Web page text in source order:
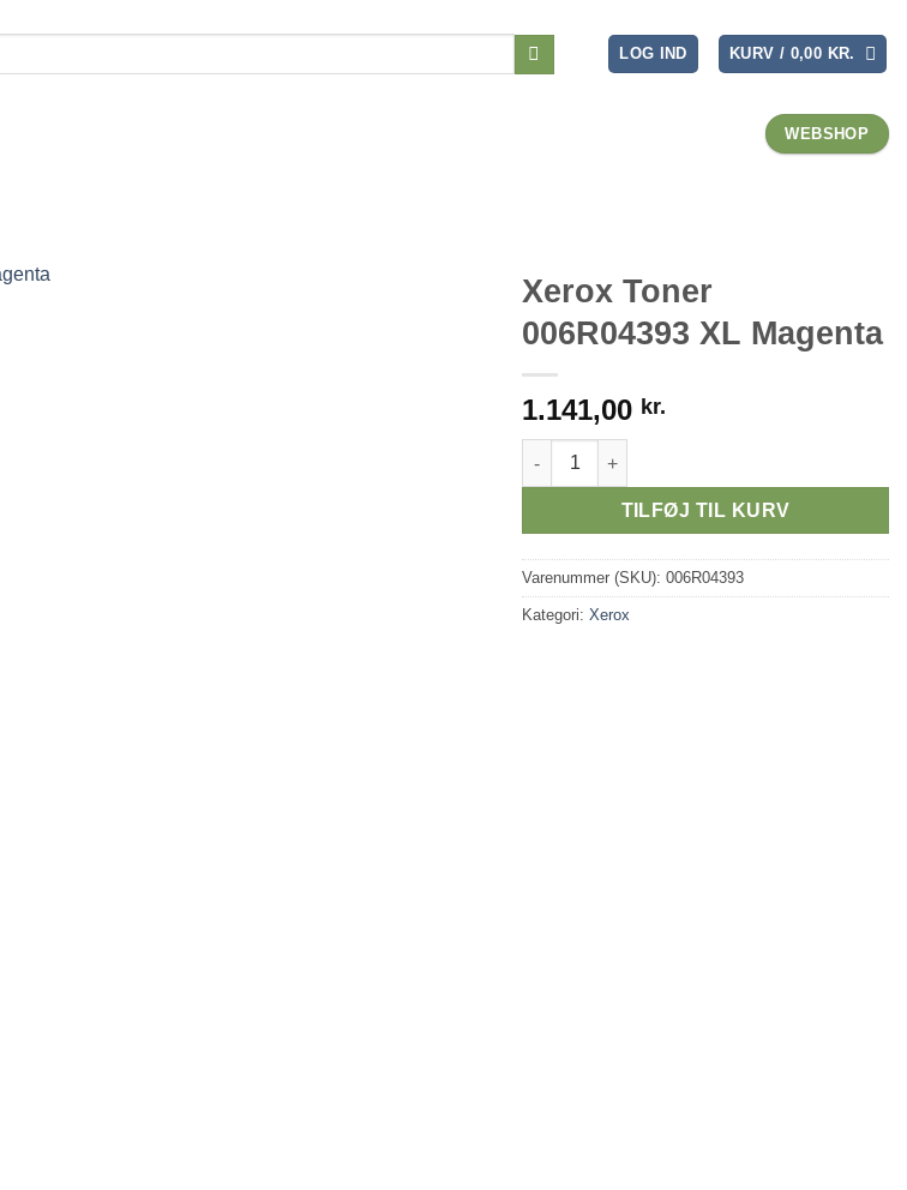
LOG IND KURV / 0,00 KR.
WEBSHOP
Xerox Toner
006R04393 XL Magenta
1.141,00 kr.
Xerox Toner 006R04393 XL Magenta antal
TILFØJ TIL KURV
Varenummer (SKU): 006R04393
Kategori: Xerox